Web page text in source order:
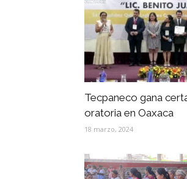
Tecpaneco gana
oratoria en Oaxaca
18 marzo, 2024